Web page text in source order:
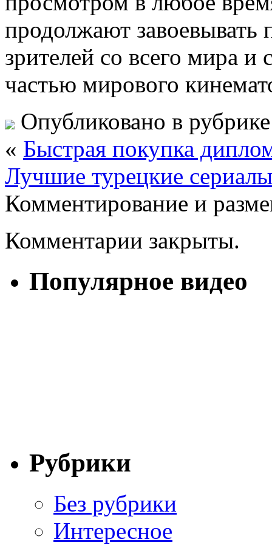
продолжают завоевывать
зрителей со всего мира и
частью мирового
Опубликовано в
« Быстрая покупка
Лучшие турецкие
Комментирование и
Комментарии закрыты.
Популярное видео
Рубрики
Без рубрики
Интересное